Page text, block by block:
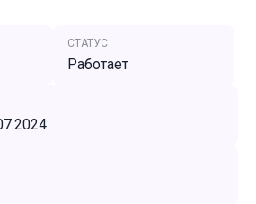
СТАТУС
Работает